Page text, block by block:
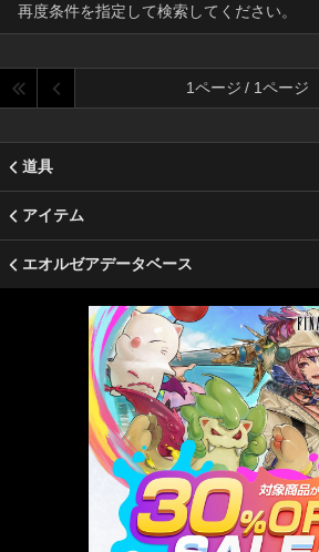
再度条件を指定して検索してください。
1ページ / 1ページ
道具
アイテム
エオルゼアデータベース